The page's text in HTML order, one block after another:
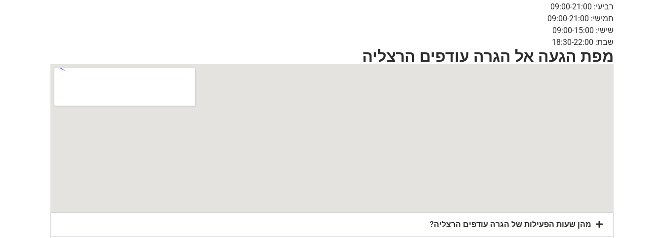
רביעי: 09:00-21:00
חמישי: 09:00-21:00
שישי: 09:00-15:00
שבת: 18:30-22:00
מפת הגעה אל הגרה עודפים הרצליה
מהן שעות הפעילות של הגרה עודפים הרצליה?